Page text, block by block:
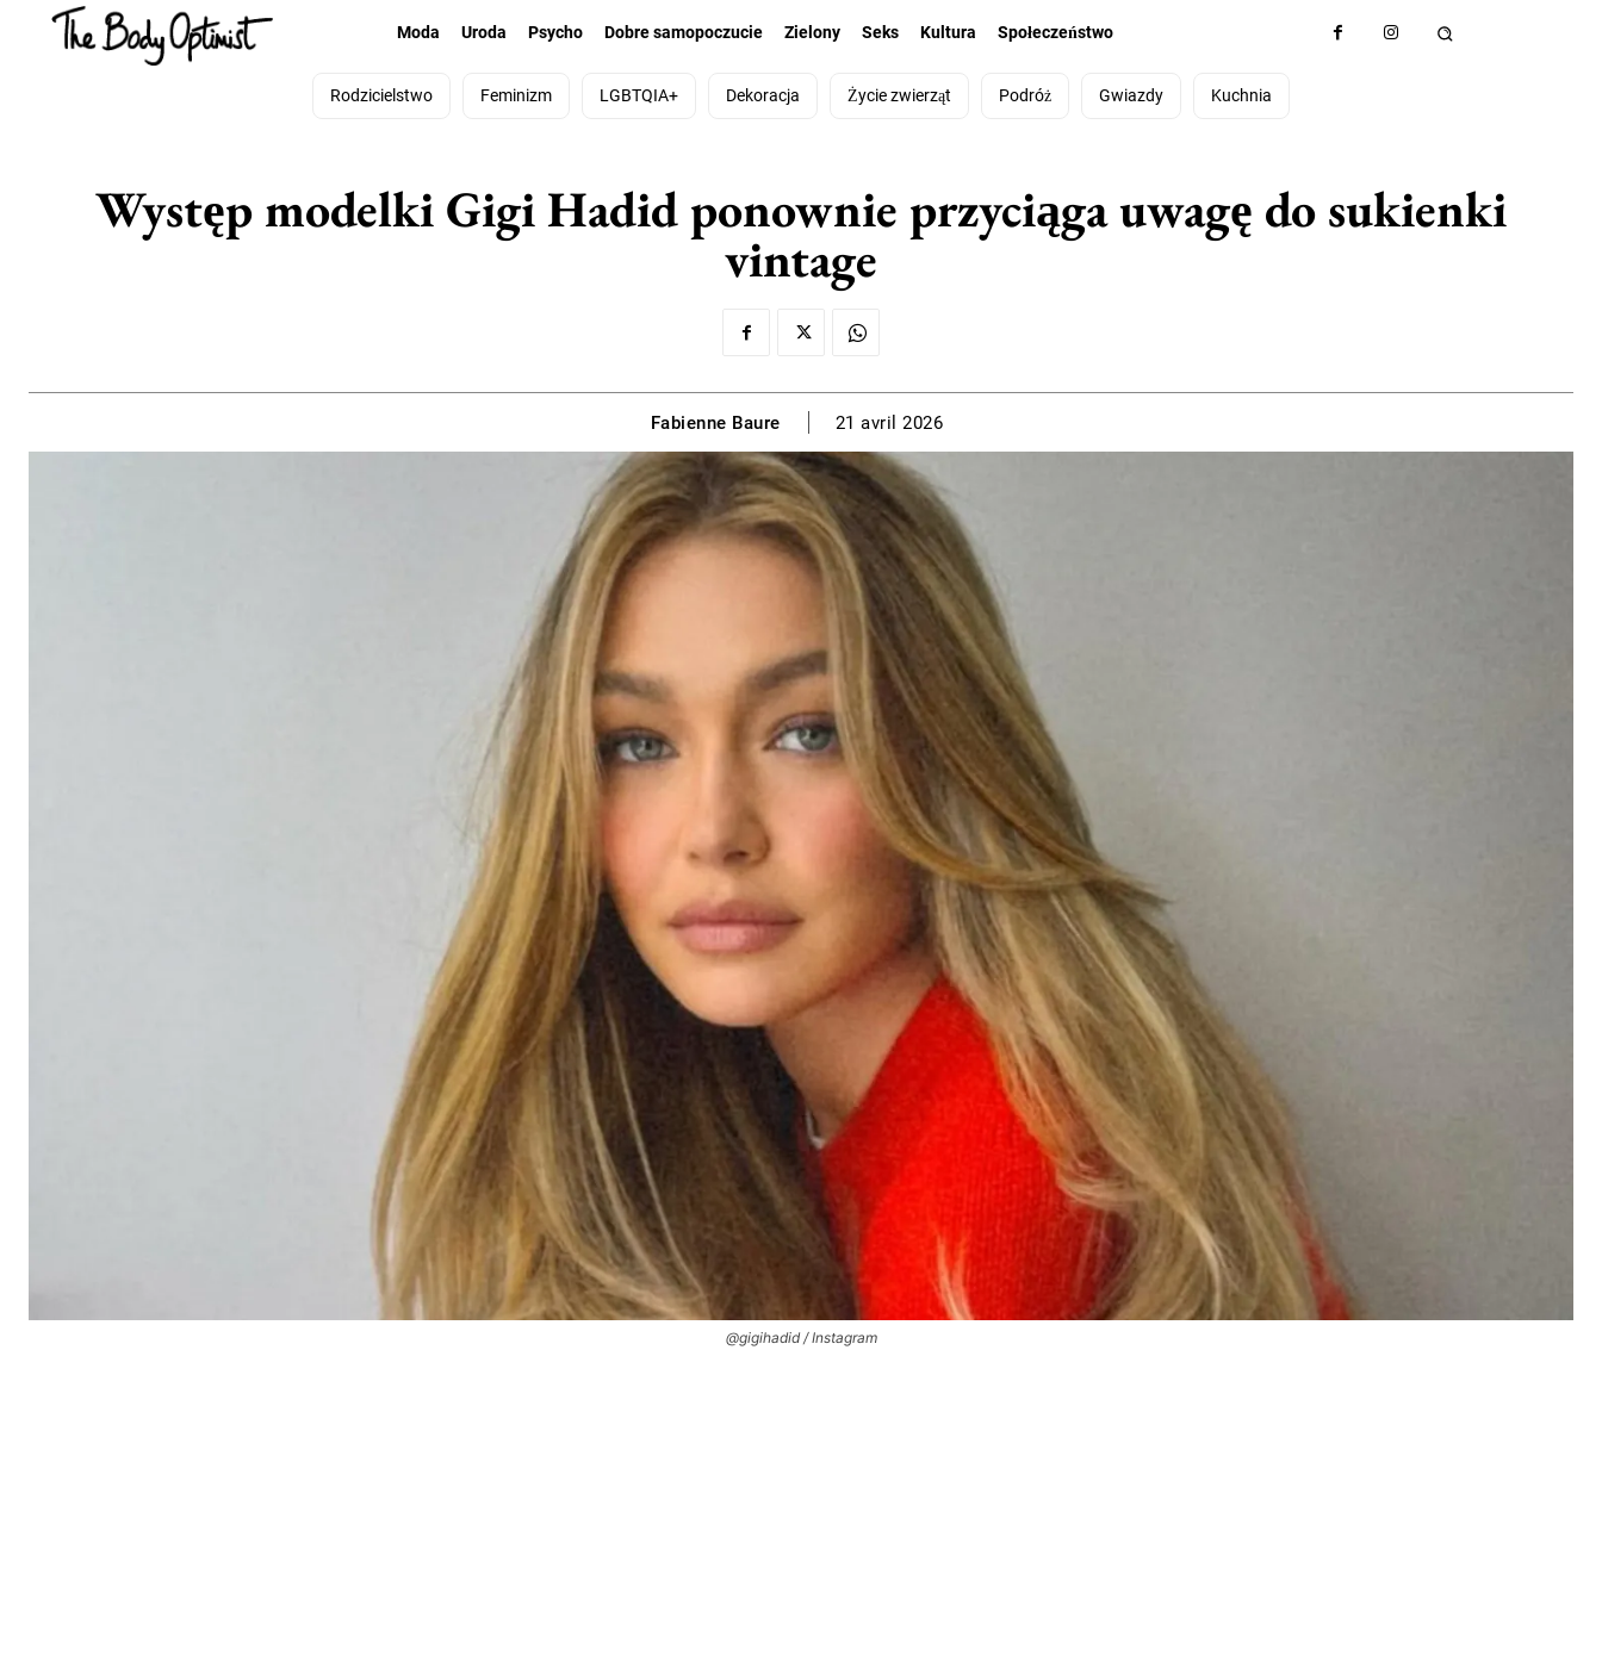
Moda Uroda Psycho Dobre samopoczucie Zielony Seks Kultura Społeczeństwo
Rodzicielstwo Feminizm LGBTQIA+ Dekoracja Życie zwierząt Podróż Gwiazdy Kuchnia
Występ modelki Gigi Hadid ponownie przyciąga uwagę do sukienki
vintage
Fabienne Baure 21 avril 2026
@gigihadid / Instagram